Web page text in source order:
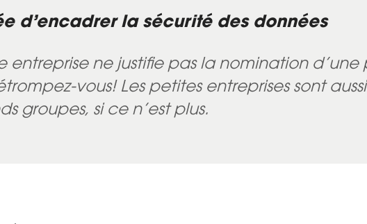
d’encadrer la sécurité des données
entreprise ne justifie pas la nomination
vous! Les petites entreprises sont
groupes, si ce n’est plus.